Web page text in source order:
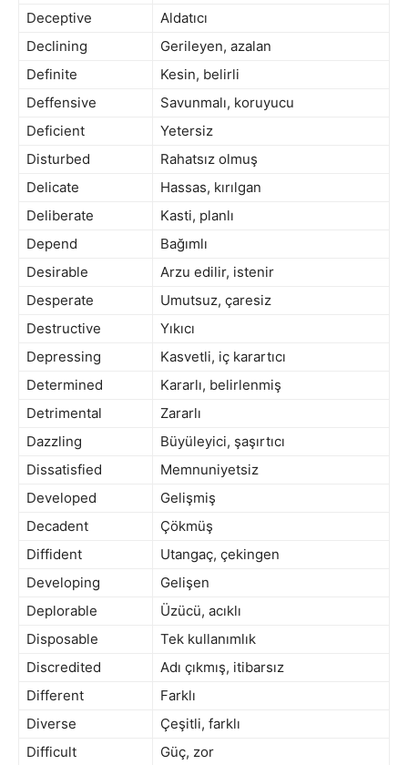
Deceptive
Aldatıcı
Declining
Gerileyen, azalan
Definite
Kesin, belirli
Deffensive
Savunmalı, koruyucu
Deficient
Yetersiz
Disturbed
Rahatsız olmuş
Delicate
Hassas, kırılgan
Deliberate
Kasti, planlı
Depend
Bağımlı
Desirable
Arzu edilir, istenir
Desperate
Umutsuz, çaresiz
Destructive
Yıkıcı
Depressing
Kasvetli, iç karartıcı
Determined
Kararlı, belirlenmiş
Detrimental
Zararlı
Dazzling
Büyüleyici, şaşırtıcı
Dissatisfied
Memnuniyetsiz
Developed
Gelişmiş
Decadent
Çökmüş
Diffident
Utangaç, çekingen
Developing
Gelişen
Deplorable
Üzücü, acıklı
Disposable
Tek kullanımlık
Discredited
Adı çıkmış, itibarsız
Different
Farklı
Diverse
Çeşitli, farklı
Difficult
Güç, zor